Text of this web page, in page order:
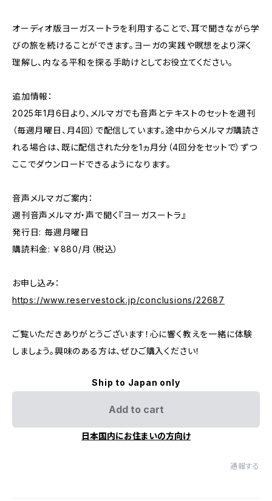
オーディオ版ヨーガスートラを利用することで、耳で聞きながら学
びの旅を続けることができます。ヨーガの実践や瞑想をより深く
理解し、内なる平和を探る手助けとしてお役立てください。
追加情報：
2025年1月6日より、メルマガでも音声とテキストのセットを週刊
（毎週月曜日、月4回）で配信しています。途中からメルマガ購読さ
れる場合は、既に配信された分を1ヵ月分（4回分をセットで）ずつ
ここでダウンロードできるようになります。
音声メルマガご案内：
週刊音声メルマガ・声で聞く『ヨーガスートラ』
発行日: 毎週月曜日
購読料金: ￥880/月（税込）
お申し込み：
https://www.reservestock.jp/conclusions/22687
ご覧いただきありがとうございます！心に響く教えを一緒に体験
しましょう。興味のある方は、ぜひご購入ください！
Ship to Japan only
Add to cart
日本国内にお住まいの方向け
通報する